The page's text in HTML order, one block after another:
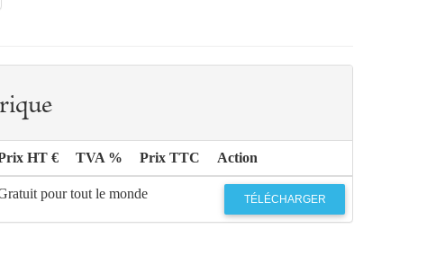
HT € TVA % Prix TTC Action
pour tout le monde TÉLÉCHARGER